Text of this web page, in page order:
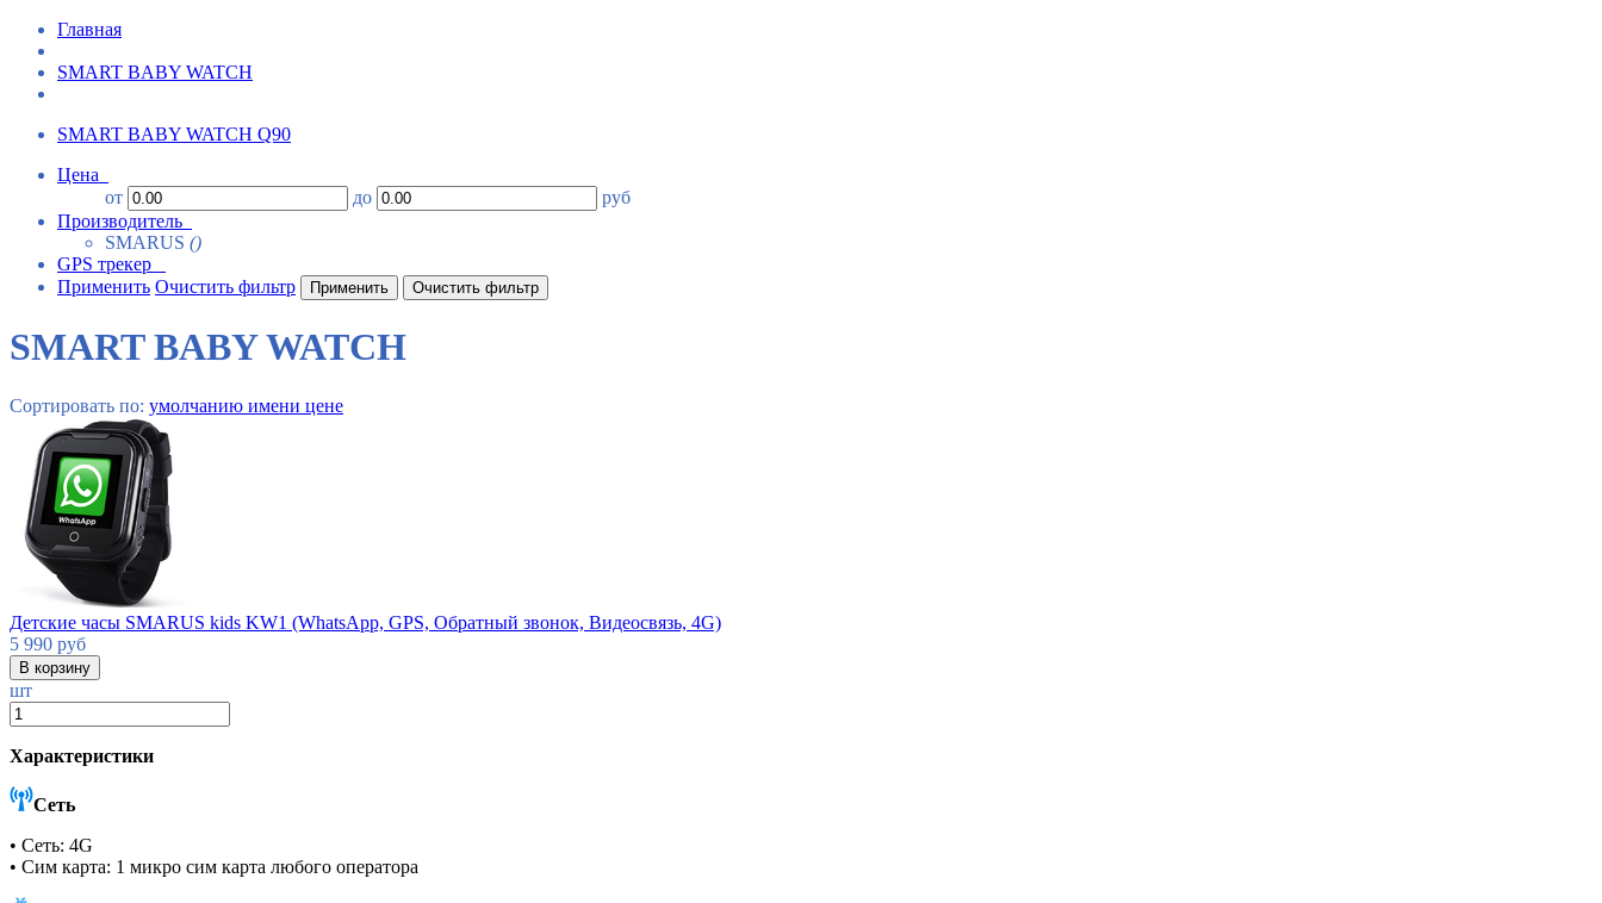
Главная
SMART BABY WATCH
SMART BABY WATCH Q90
Цена
от
до
руб
Производитель
SMARUS ()
GPS трекер
Применить Очистить фильтр
SMART BABY WATCH
Сортировать по: умолчанию имени цене
Детские часы SMARUS kids KW1 (WhatsApp, GPS, Обратный звонок, Видеосвязь, 4G)
5 990 руб
шт
Характеристики
Сеть
• Сеть: 4G
• Сим карта: 1 микро сим карта любого оператора